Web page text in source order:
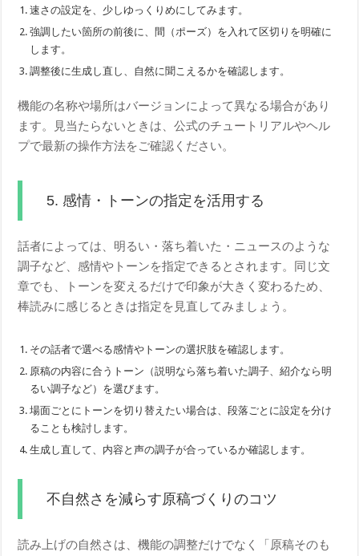
速さの設定を、少しゆっくりめにしてみます。
強調したい箇所の前後に、間（ポーズ）を入れて区切りを明確に
します。
調整後に生成し直し、自然に聞こえるかを確認します。
機能の名称や場所はバージョンによって異なる場合があり
ます。見当たらないときは、公式のチュートリアルやヘル
プで最新の操作方法をご確認ください。
5. 感情・トーンの指定を活用する
話者によっては、明るい・落ち着いた・ニュースのような
調子など、感情やトーンを指定できるとされます。同じ文
章でも、トーンを変えるだけで印象が大きく変わるため、
棒読みに感じるときは指定を見直してみましょう。
その話者で選べる感情やトーンの選択肢を確認します。
原稿の内容に合うトーン（説明なら落ち着いた調子、紹介なら明
るい調子など）を選びます。
場面ごとにトーンを切り替えたい場合は、段落ごとに設定を分け
ることも検討します。
生成し直して、内容と声の調子が合っているか確認します。
不自然さを減らす原稿づくりのコツ
読み上げの自然さは、機能の調整だけでなく「原稿そのも